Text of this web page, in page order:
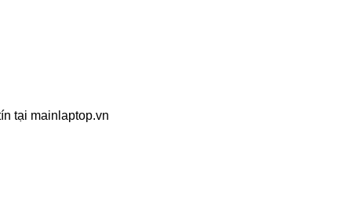
tại mainlaptop.vn